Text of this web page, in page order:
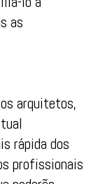
as
arquitetos,
rápida dos
profissionais